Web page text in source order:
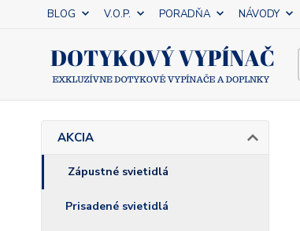
BLOG V.O.P. PORADŇA NÁVODY
AKCIA
Zápustné svietidlá
Prisadené svietidlá